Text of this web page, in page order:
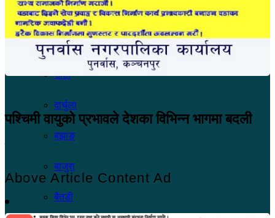
कैलाली
अछाम
डोटी
दार्चुला
बझाङ
बाजुरा
बैतडी
पश्चिमी वायुको प्रभावले देशका विभिन्न भागमा बदली
Above Article Content Ad